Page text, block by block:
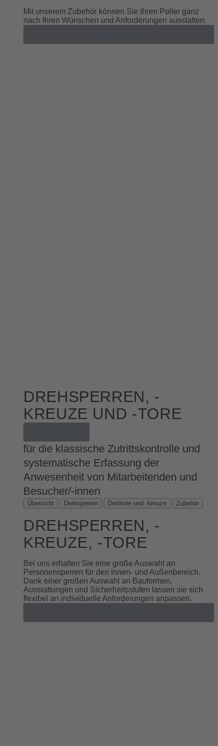
Mit unserem Zubehör können Sie Ihren Poller ganz
nach Ihren Wünschen und Anforderungen ausstatten.
DREHSPERREN, -
KREUZE UND -TORE
für die klassische Zutrittskontrolle und
systematische Erfassung der
Anwesenheit von Mitarbeitenden und
Besucher/-innen
Übersicht Drehsperren Drehtore und -kreuze Zubehör
DREHSPERREN, -
KREUZE, -TORE
Bei uns erhalten Sie eine große Auswahl an
Personensperren für den Innen- und Außenbereich.
Dank einer großen Auswahl an Bauformen,
Ausstattungen und Sicherheitsstufen lassen sie sich
flexibel an individuelle Anforderungen anpassen.